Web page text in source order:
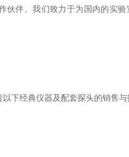
伙伴。我们致力于为国内的
以下经典仪器及配套探头的销售与